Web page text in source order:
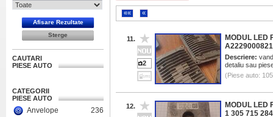
CAUTARI
PIESE AUTO
CATEGORII
PIESE AUTO
Anvelope
236
«« «
11.
2
MODUL LED
A2229000821
Descriere:
detaliu sau
(Piese auto:
12.
MODUL LED
1 305 715 284